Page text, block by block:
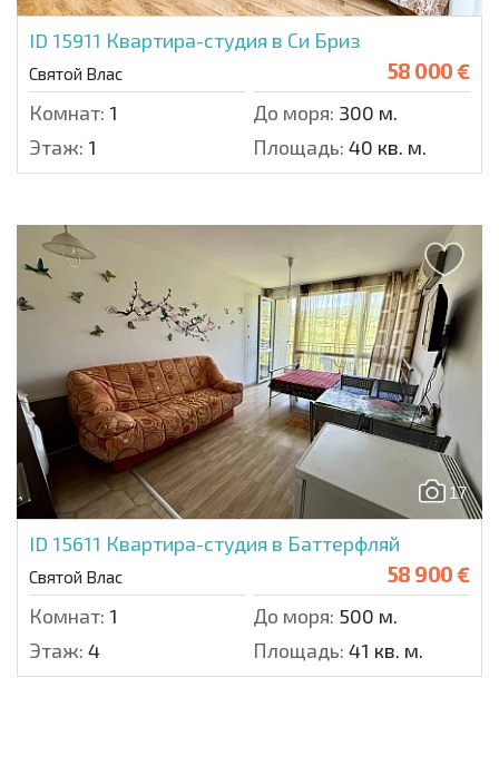
ID 15911 Квартира-студия в Си Бриз
Святой Влас 58 000 €
Комнат: 1 До моря: 300 м.
Этаж: 1 Площадь: 40 кв. м.
17
ID 15611 Квартира-студия в Баттерфляй
Святой Влас 58 900 €
Комнат: 1 До моря: 500 м.
Этаж: 4 Площадь: 41 кв. м.